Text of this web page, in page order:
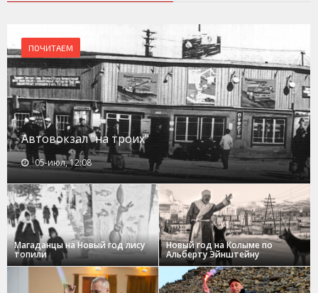
ПОЧИТАЕМ
Автовокзал "на троих"
05-июл, 12:08
Магаданцы на Новый год лису
топили
Новый год на Колыме по
Альберту Эйнштейну